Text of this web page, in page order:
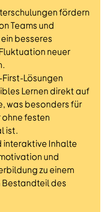
fördern
Teams und
besseres
neuer
Lösungen
Lernen direkt auf
was besonders für
festen
ist.
interaktive Inhalte
und
zu einem
des